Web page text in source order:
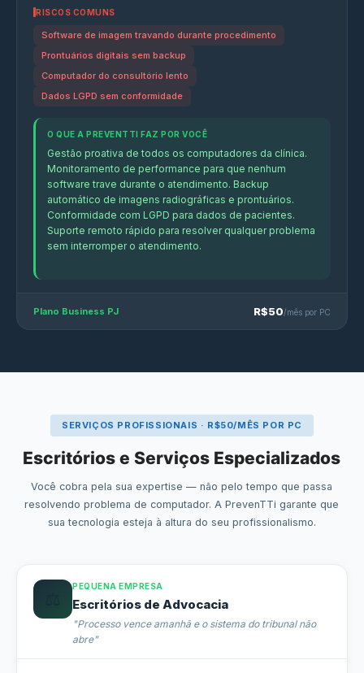
RISCOS COMUNS
Software de imagem travando durante procedimento
Prontuários digitais sem backup
Computador do consultório lento
Dados LGPD sem conformidade
O QUE A PREVENTTI FAZ POR VOCÊ
Gestão proativa de todos os computadores da clínica.
Monitoramento de performance para que nenhum
software trave durante o atendimento. Backup
automático de imagens radiográficas e prontuários.
Conformidade com LGPD para dados de pacientes.
Suporte remoto rápido para resolver qualquer problema
sem interromper o atendimento.
Plano Business PJ R$50/mês por PC
SERVIÇOS PROFISSIONAIS · R$50/MÊS POR PC
Escritórios e Serviços Especializados
Você cobra pela sua expertise — não pelo tempo que passa
resolvendo problema de computador. A PrevenTTi garante que
sua tecnologia esteja à altura do seu profissionalismo.
PEQUENA EMPRESA
Escritórios de Advocacia
"Processo vence amanhã e o sistema do tribunal não
abre"